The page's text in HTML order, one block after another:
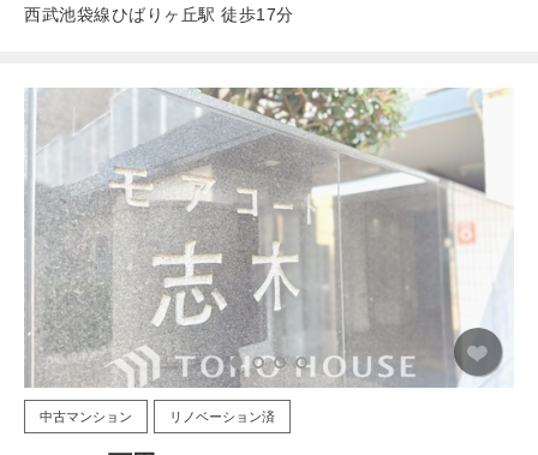
西武池袋線ひばりヶ丘駅 徒歩17分
中古マンション リノベーション済